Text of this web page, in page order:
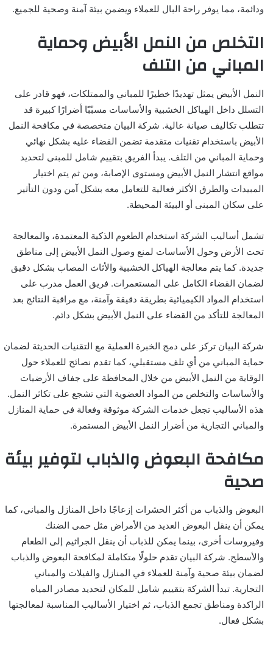
ودائمة، مما يوفر راحة البال للعملاء ويضمن بيئة آمنة وصحية للجميع.
التخلص من النمل الأبيض وحماية
المباني من التلف
النمل الأبيض يمثل تهديدًا خطيرًا للمباني والممتلكات، فهو قادر على
التسلل داخل الهياكل الخشبية والأساسات مسبّبًا أضرارًا كبيرة قد
تتطلب تكاليف صيانة عالية. شركة البيان متخصصة في مكافحة النمل
الأبيض باستخدام تقنيات متقدمة تضمن القضاء عليه بشكل نهائي
وحماية المباني من التلف. يبدأ الفريق بتقييم شامل للمبنى لتحديد
مواقع انتشار النمل الأبيض ومستوى الإصابة، ومن ثم يتم اختيار
المبيدات والطرق الأكثر فعالية للتعامل معه بشكل آمن ودون التأثير
على سكان المبنى أو البيئة المحيطة.
تشمل أساليب الشركة استخدام الطعوم الذكية المعتمدة، والمعالجة
تحت الأرض وحول الأساسات لمنع وصول النمل الأبيض إلى مناطق
جديدة. كما يتم معالجة الهياكل الخشبية والأثاث المصاب بشكل دقيق
لضمان القضاء الكامل على المستعمرات. فريق العمل مدرب على
استخدام المواد الكيميائية بطريقة دقيقة وآمنة، مع مراقبة النتائج بعد
المعالجة للتأكد من القضاء على النمل الأبيض بشكل دائم.
شركة البيان تركز على دمج الخبرة العملية مع التقنيات الحديثة لضمان
حماية المباني من أي تلف مستقبلي، كما تقدم نصائح للعملاء حول
الوقاية من النمل الأبيض من خلال المحافظة على جفاف الأرضيات
والأساسات والتخلص من المواد العضوية التي تشجع على تكاثر النمل.
هذه الأساليب تجعل خدمات الشركة موثوقة وفعالة في حماية المنازل
والمباني التجارية من أضرار النمل الأبيض المستمرة.
مكافحة البعوض والذباب لتوفير بيئة
صحية
البعوض والذباب من أكثر الحشرات إزعاجًا داخل المنازل والمباني، كما
يمكن أن ينقل البعوض العديد من الأمراض مثل حمى الضنك
وفيروسات أخرى، بينما يمكن للذباب أن ينقل الجراثيم إلى الطعام
والأسطح. شركة البيان تقدم حلولًا متكاملة لمكافحة البعوض والذباب
لضمان بيئة صحية وآمنة للعملاء في المنازل والفيلات والمباني
التجارية. تبدأ الشركة بتقييم شامل للمكان لتحديد مصادر المياه
الراكدة ومناطق تجمع الذباب، ثم اختيار الأساليب المناسبة لمعالجتها
بشكل فعال.